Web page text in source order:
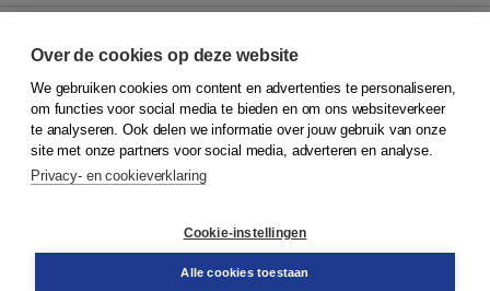
© 2026Koninklijke Boom uitgevers
Klantenservice
Service & informatie
Contact
Over de cookies op deze website
We gebruiken cookies om content en advertenties te personaliseren,
om functies voor social media te bieden en om ons websiteverkeer
te analyseren. Ook delen we informatie over jouw gebruik van onze
site met onze partners voor social media, adverteren en analyse.
Privacy- en cookieverklaring
Cookie-instellingen
Alle cookies toestaan